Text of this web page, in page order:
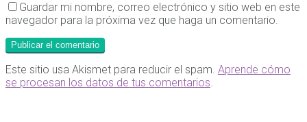
Guardar mi nombre, correo electrónico y sitio web en este
navegador para la próxima vez que haga un comentario.
Este sitio usa Akismet para reducir el spam. Aprende cómo
se procesan los datos de tus comentarios